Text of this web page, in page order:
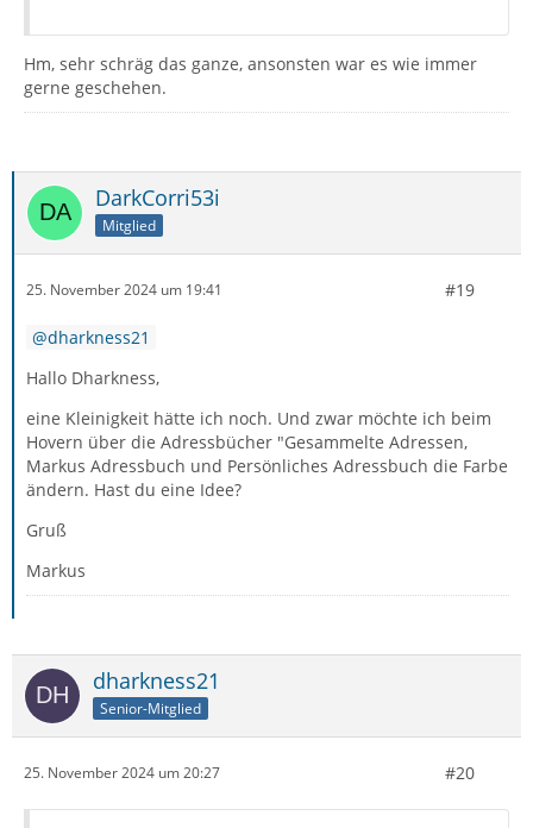
Hm, sehr schräg das ganze, ansonsten war es wie immer
gerne geschehen.
DarkCorri53i
Mitglied
25. November 2024 um 19:41 #19
dharkness21
Hallo Dharkness,
eine Kleinigkeit hätte ich noch. Und zwar möchte ich beim
Hovern über die Adressbücher "Gesammelte Adressen,
Markus Adressbuch und Persönliches Adressbuch die Farbe
ändern. Hast du eine Idee?
Gruß
Markus
dharkness21
Senior-Mitglied
25. November 2024 um 20:27 #20